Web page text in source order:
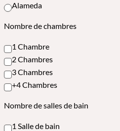
Alameda
Nombre de chambres
1 Chambre
2 Chambres
3 Chambres
+4 Chambres
Nombre de salles de bain
1 Salle de bain